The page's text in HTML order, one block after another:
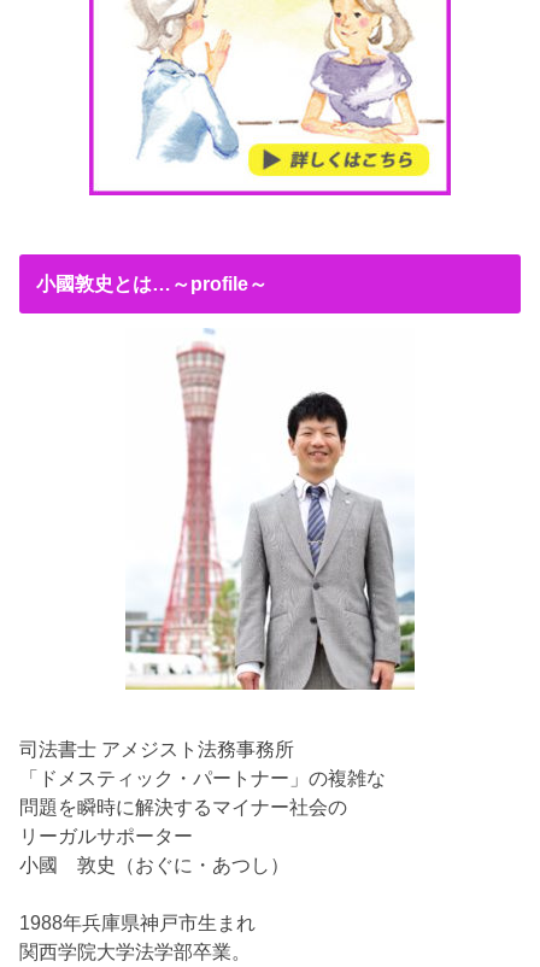
小國敦史とは…～profile～
司法書士 アメジスト法務事務所
「ドメスティック・パートナー」の複雑な
問題を瞬時に解決するマイナー社会の
リーガルサポーター
小國 敦史（おぐに・あつし）
1988年兵庫県神戸市生まれ
関西学院大学法学部卒業。